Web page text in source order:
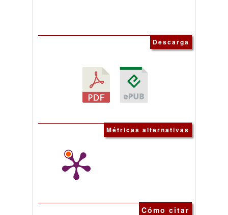
Descarga
Métricas alternativas
Cómo citar